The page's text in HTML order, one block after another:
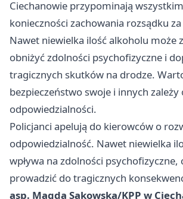
Ciechanowie przypominają
konieczności zachowania rozsądku
Nawet niewielka ilość alkoholu może
obniżyć zdolności psychofizyczne i
tragicznych skutków na drodze.
bezpieczeństwo swoje i innych zależy
odpowiedzialności.
Policjanci apelują do kierowców o
odpowiedzialność. Nawet niewielka
wpływa na zdolności psychofizyczne,
prowadzić do tragicznych
asp. Magda Sakowska/KPP w